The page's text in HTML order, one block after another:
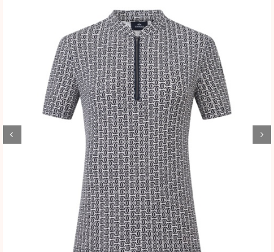
SNEAKERS & KORTE LAARZEN
SHOWROOM